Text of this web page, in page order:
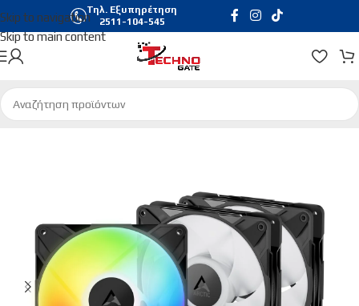
Skip to navigation
Skip to main content
Τηλ. Εξυπηρέτηση
2511-104-545
Αρχική σελίδα/Hardware & Software/Pc Case Fans